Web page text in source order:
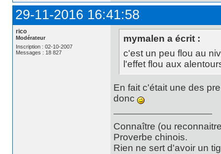
29-11-2016 16:41:58
rico
Modérateur
Inscription : 02-10-2007
Messages : 18 827
mymalen a écrit :
c'est un peu flou au
l'effet flou aux
En fait c'était une des
donc
Connaître (ou
Proverbe chinois.
Rien ne sert d'avoir un